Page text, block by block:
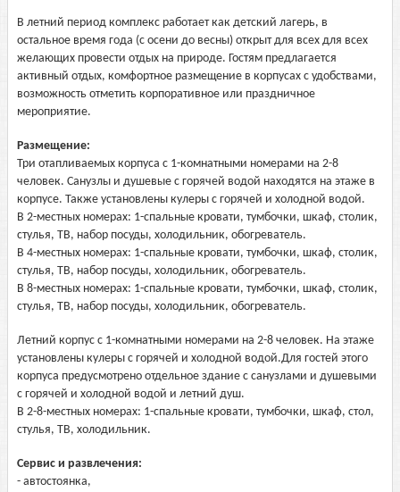
В летний период комплекс работает как детский лагерь, в
остальное время года (с осени до весны) открыт для всех для всех
желающих провести отдых на природе. Гостям предлагается
активный отдых, комфортное размещение в корпусах с удобствами,
возможность отметить корпоративное или праздничное
мероприятие.
Размещение:
Три отапливаемых корпуса с 1-комнатными номерами на 2-8
человек. Санузлы и душевые с горячей водой находятся на этаже в
корпусе. Также установлены кулеры с горячей и холодной водой.
В 2-местных номерах: 1-спальные кровати, тумбочки, шкаф, столик,
стулья, ТВ, набор посуды, холодильник, обогреватель.
В 4-местных номерах: 1-спальные кровати, тумбочки, шкаф, столик,
стулья, ТВ, набор посуды, холодильник, обогреватель.
В 8-местных номерах: 1-спальные кровати, тумбочки, шкаф, столик,
стулья, ТВ, набор посуды, холодильник, обогреватель.
Летний корпус с 1-комнатными номерами на 2-8 человек. На этаже
установлены кулеры с горячей и холодной водой.Для гостей этого
корпуса предусмотрено отдельное здание с санузлами и душевыми
с горячей и холодной водой и летний душ.
В 2-8-местных номерах: 1-спальные кровати, тумбочки, шкаф, стол,
стулья, ТВ, холодильник.
Сервис и развлечения:
- автостоянка,